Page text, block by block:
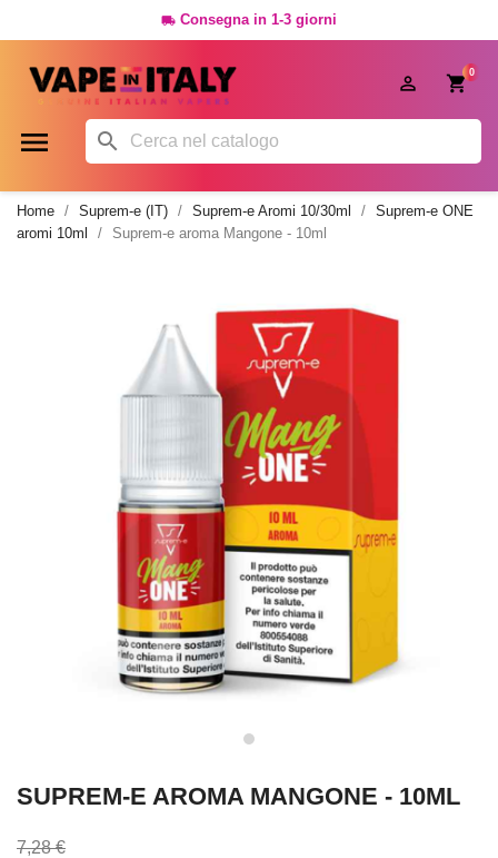
 Consegna in 1-3 giorni
0

 
Home Suprem-e (IT) Suprem-e Aromi 10/30ml
Suprem-e ONE
aromi 10ml
Suprem-e aroma Mangone - 10ml
SUPREM-E AROMA MANGONE - 10ML
7,28 €